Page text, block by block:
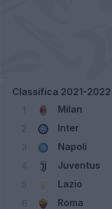
Classifica 2021-2022
Milan
Inter
Napoli
Juventus
Lazio
Roma